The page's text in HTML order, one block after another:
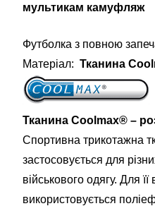
мультикам камуфляж
Футболка з повною
Матеріал: Тканина
Тканина Coolmax® –
Спортивна трикотажна
застосовується для
військового одягу. Для
використовується